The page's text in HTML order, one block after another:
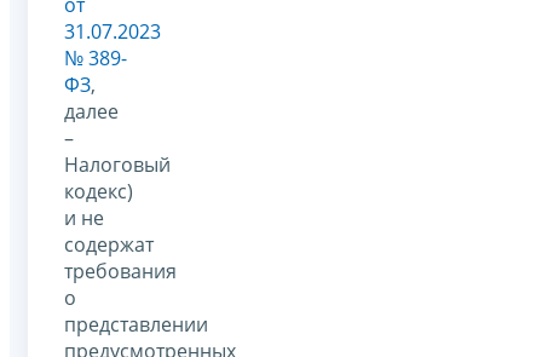
31.07.2023
№ 389-
ФЗ,
далее
–
Налоговый
кодекс)
и не
содержат
требования
о
представлении
предусмотренных